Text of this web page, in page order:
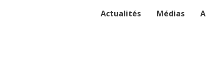
Actualités Médias A